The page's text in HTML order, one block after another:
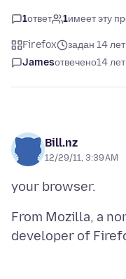
1ответ 1имеет эту
Firefox
задан 14
Jamesотвечено14
Bill.nz
12/29/11, 3:39 AM
From Mozilla, a